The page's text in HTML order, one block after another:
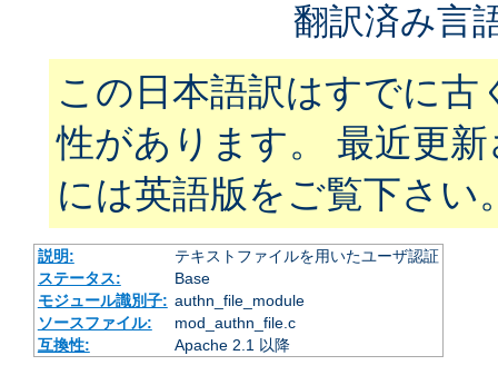
翻訳済み言
この日本語訳はすでに古
性があります。 最近更
には英語版をご覧下さい
説明:
テキストファイルを用いたユーザ認証
ステータス:
Base
モジュール識別子: authn_file_module
ソースファイル:
mod_authn_file.c
互換性:
Apache 2.1 以降